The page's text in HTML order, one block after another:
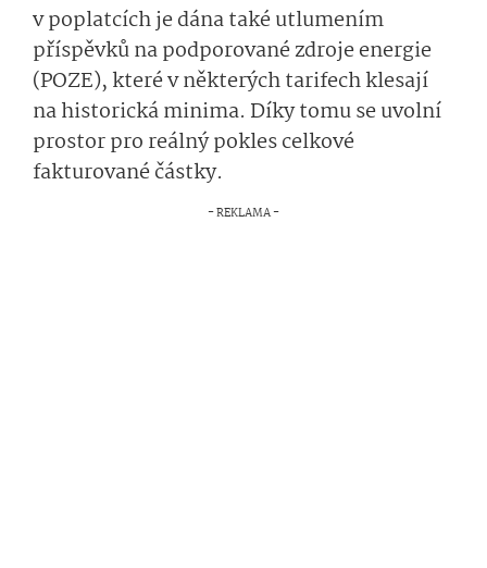
v poplatcích je dána také utlumením
příspěvků na podporované zdroje energie
(POZE), které v některých tarifech klesají
na historická minima. Díky tomu se uvolní
prostor pro reálný pokles celkové
fakturované částky.